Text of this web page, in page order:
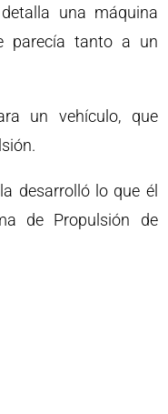
una máquina
parecía tanto a un
un vehículo, que
desarrolló lo que él
de Propulsión de